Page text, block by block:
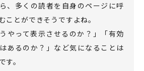
ド株式会社
、多くの読者を自身のページに呼
ことができそうですよね。
うやって表示させるのか？」「有効
あるのか？」など気になることは
す。